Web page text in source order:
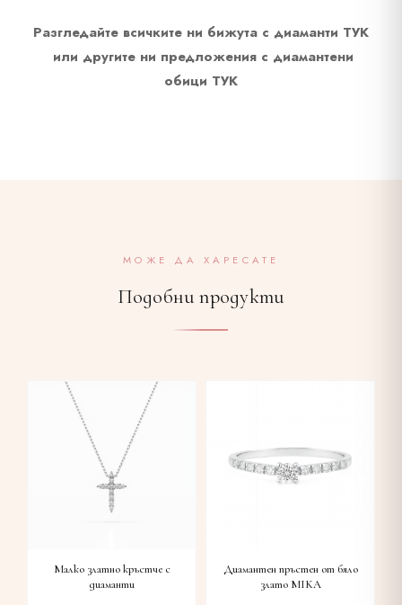
Разгледайте всичките ни бижута с диаманти ТУК
или другите ни предложения с диамантени
обици ТУК
МОЖЕ ДА ХАРЕСАТЕ
Подобни продукти
Малко златно кръстче с
диаманти
Диамантен пръстен от бяло
злато MIKA